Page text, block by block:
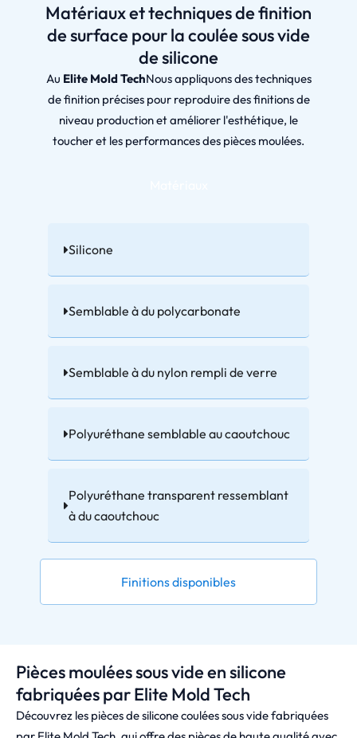
Matériaux et techniques de finition
de surface pour la coulée sous vide
de silicone
Au Elite Mold TechNous appliquons des techniques
de finition précises pour reproduire des finitions de
niveau production et améliorer l'esthétique, le
toucher et les performances des pièces moulées.
Finitions disponibles
Silicone
Semblable à du polycarbonate
Semblable à du nylon rempli de verre
Polyuréthane semblable au caoutchouc
Polyuréthane transparent ressemblant
à du caoutchouc
Pièces moulées sous vide en silicone
fabriquées par Elite Mold Tech
Découvrez les pièces de silicone coulées sous vide fabriquées